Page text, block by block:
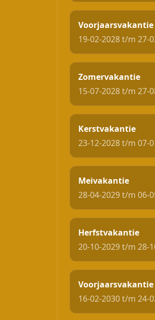
Voorjaarsvakantie
19-02-2028 t/m 27-
Zomervakantie
15-07-2028 t/m 27-
Kerstvakantie
23-12-2028 t/m 07-
Meivakantie
28-04-2029 t/m 06-
Herfstvakantie
20-10-2029 t/m 28-
Voorjaarsvakantie
16-02-2030 t/m 24-